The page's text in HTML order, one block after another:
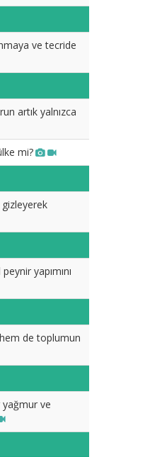
ve tecride
artık yalnızca
mi?
gizleyerek
yapımını
de toplumun
ve